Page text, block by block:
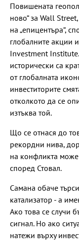
Повишената
ново“ за Wall
на „епицентъра“,
глобалните акции
Investment
исторически са
от глобалната
инвеститорите
отколкото да се
изтъква той.
Що се отнася до
рекордни нива,
на конфликта може
според Стовал.
Самана обаче
катализатор - а
Ако това се случи
сигнал. Но ако
натежи върху